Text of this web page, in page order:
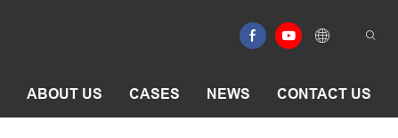
ABOUT US CASES NEWS CONTACT US